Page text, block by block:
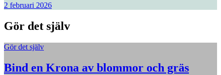
2 februari 2026
Gör det själv
Gör det själv
Bind en Krona av blommor och gräs